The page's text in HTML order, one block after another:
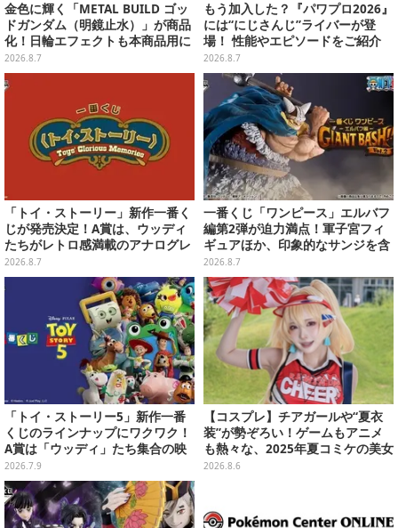
金色に輝く「METAL BUILD ゴッ
ドガンダム（明鏡止水）」が商品
化！日輪エフェクトも本商品用に
刷新した豪華仕様
2026.8.7
もう加入した？『パワプロ2026』
には“にじさんじ”ライバーが登
場！ 性能やエピソードをご紹介
2026.8.7
「トイ・ストーリー」新作一番く
じが発売決定！A賞は、ウッディ
たちがレトロ感満載のアナログレ
コード上を走る姿で立体化
2026.8.7
一番くじ「ワンピース」エルバフ
編第2弾が迫力満点！軍子宮フィ
ギュアほか、印象的なサンジを含
む“手配書”ポスターなどにも注目
2026.8.7
「トイ・ストーリー5」新作一番
くじのラインナップにワクワク！
A賞は「ウッディ」たち集合の映
画記念フィギュア
2026.7.9
【コスプレ】チアガールや“夏衣
装”が勢ぞろい！ゲームもアニメ
も熱々な、2025年夏コミケの美女
レイヤーをプレイバック
2026.8.6